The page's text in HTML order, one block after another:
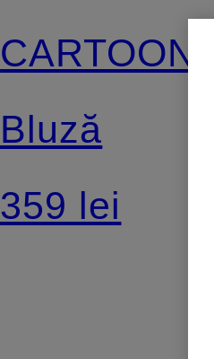
CARTOON
Bluză
359 lei